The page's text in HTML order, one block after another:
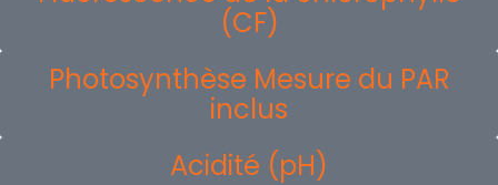
(CF)
Photosynthèse Mesure du PAR
inclus
Acidité (pH)